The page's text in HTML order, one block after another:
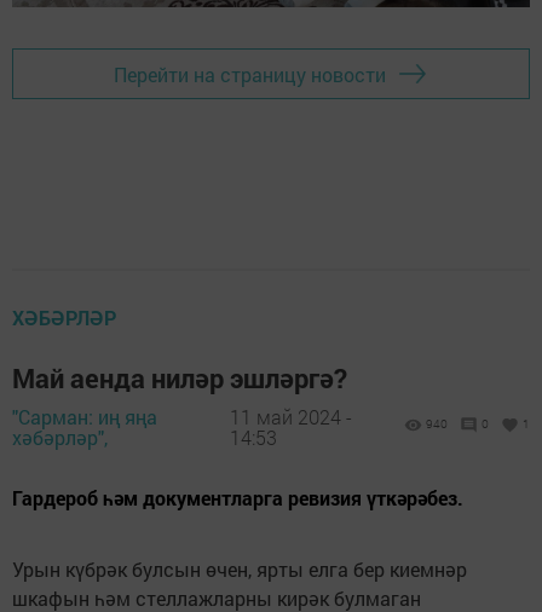
Перейти на страницу новости
ХӘБӘРЛӘР
Май аенда ниләр эшләргә?
"Сарман: иң яңа
хәбәрләр",
11 май 2024 -
14:53
940 0 1
Гардероб һәм документларга ревизия үткәрәбез.
Урын күбрәк булсын өчен, ярты елга бер киемнәр
шкафын һәм стеллажларны кирәк булмаган